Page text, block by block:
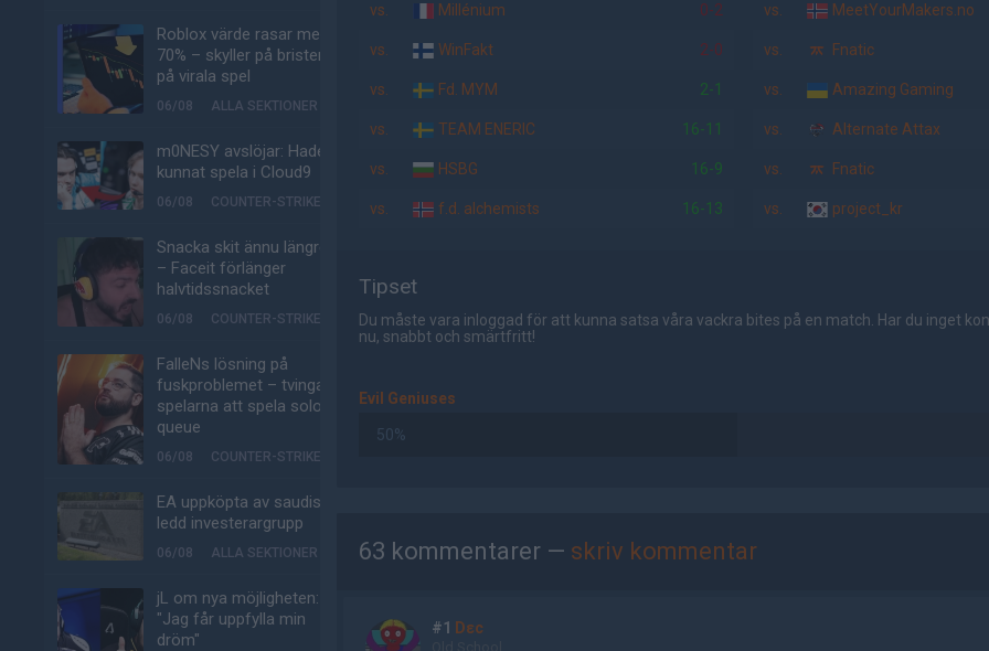
Roblox värde rasar med
70% – skyller på bristen
på virala spel
06/08 ALLA SEKTIONER
m0NESY avslöjar: Hade
kunnat spela i Cloud9
06/08 COUNTER-STRIKE
Snacka skit ännu längre
– Faceit förlänger
halvtidssnacket
06/08 COUNTER-STRIKE
FalleNs lösning på
fuskproblemet – tvinga
spelarna att spela solo-
queue
06/08 COUNTER-STRIKE
EA uppköpta av saudisk-
ledd investerargrupp
06/08 ALLA SEKTIONER
jL om nya möjligheten:
"Jag får uppfylla min
dröm"
vs. Millénium 0-2
vs. WinFakt 2-0
vs. Fd. MYM 2-1
vs. TEAM ENERIC 16-11
vs. HSBG 16-9
vs. f.d. alchemists 16-13
vs. MeetYourMakers.no
vs. Fnatic
vs. Amazing Gaming
vs. Alternate Attax
vs. Fnatic
vs. project_kr
Tipset
Du måste vara inloggad för att kunna satsa våra vackra bites på en match. Har du inget
nu, snabbt och smärtfritt!
Evil Geniuses
50%
63 kommentarer — skriv kommentar
#1 Dεc